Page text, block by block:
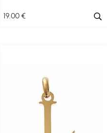
19.00 €